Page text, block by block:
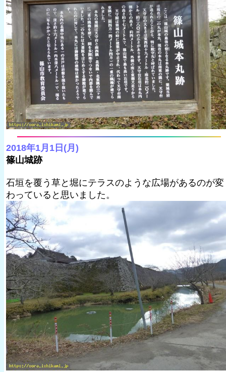
2018年1月1日(月)
篠山城跡
石垣を覆う草と堀にテラスのような広場があるのが変
わっていると思いました。